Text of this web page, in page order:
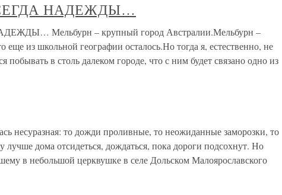
НАДЕЖДЫ…
Мельбурн – крупный город Австралии.Мельбурн –
из школьной географии осталось.Но тогда я, естественно, не
побывать в столь далеком городе, что с ним будет связано одно из
то дожди проливные, то неожиданные заморозки, то
лучше дома отсидеться, дождаться, пока дороги подсохнут. Но
в небольшой церквушке в селе Дольском Малоярославского